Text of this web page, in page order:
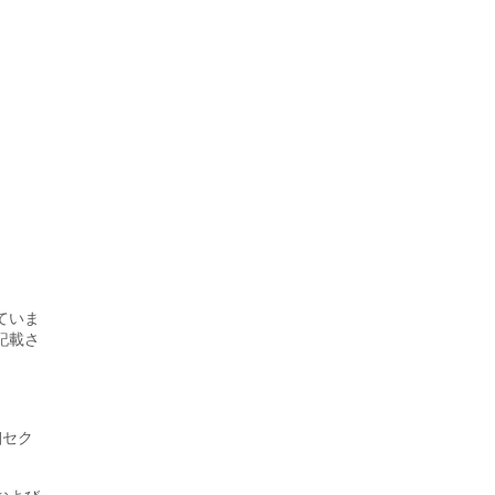
いま
載さ
ク